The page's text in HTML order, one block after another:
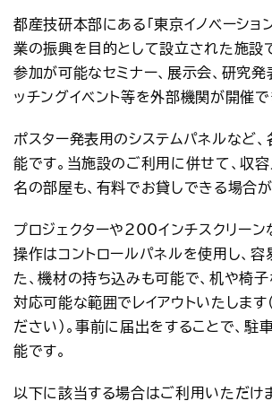
アクセス お
プレスリリース
都産技研本部にある「東京イノベーショ
業の振興を目的として設立された施設
参加が可能なセミナー、展示会、研究発
ッチングイベント等を外部機関が開催で
ポスター発表用のシステムパネルなど
能です。当施設のご利用に併せて、収
名の部屋も、有料でお貸しできる場合が
プロジェクターや200インチスクリー
操作はコントロールパネルを使用し、容
た、機材の持ち込みも可能で、机や椅
対応可能な範囲でレイアウトいたしま
ださい)。事前に届出をすることで、駐
能です。
以下に該当する場合はご利用いただけ